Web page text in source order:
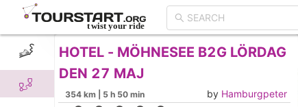
CREATE TOUR LIST
HOTEL - MÖHNESEE B2G LÖRDAG
DEN 27 MAJ
354 km | 5 h 50 min by Hamburgpeter